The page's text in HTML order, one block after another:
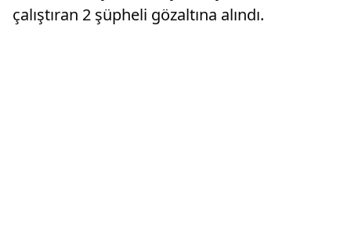
çalıştıran 2 şüpheli gözaltına alındı.